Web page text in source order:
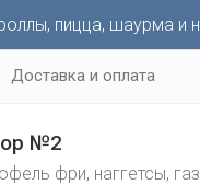
пицца, шаурма и
Доставка и оплата
№2
фри, наггетсы,